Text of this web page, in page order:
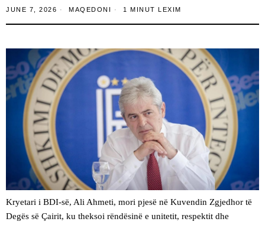
JUNE 7, 2026 MAQEDONI 1 MINUT LEXIM
Kryetari i BDI-së, Ali Ahmeti, mori pjesë në Kuvendin Zgjedhor të
Degës së Çairit, ku theksoi rëndësinë e unitetit, respektit dhe